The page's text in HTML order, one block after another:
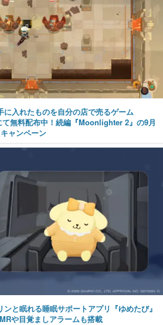
に入れたものを自分の店で売るゲーム
無料配布中！続編『Moonlighter 2』の9月
ャンペーン
と眠れる睡眠サポートアプリ『ゆめたび』
や目覚ましアラームも搭載